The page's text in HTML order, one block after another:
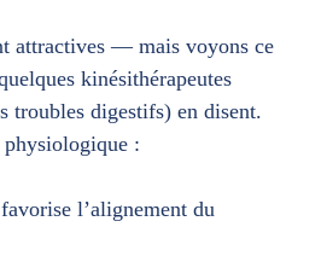
attractives — mais voyons ce
kinésithérapeutes
troubles digestifs) en disent.
:
l’alignement du